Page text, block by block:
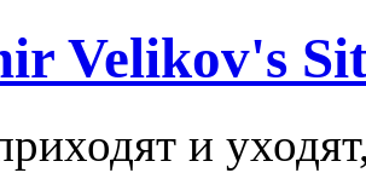
Velikov's
и